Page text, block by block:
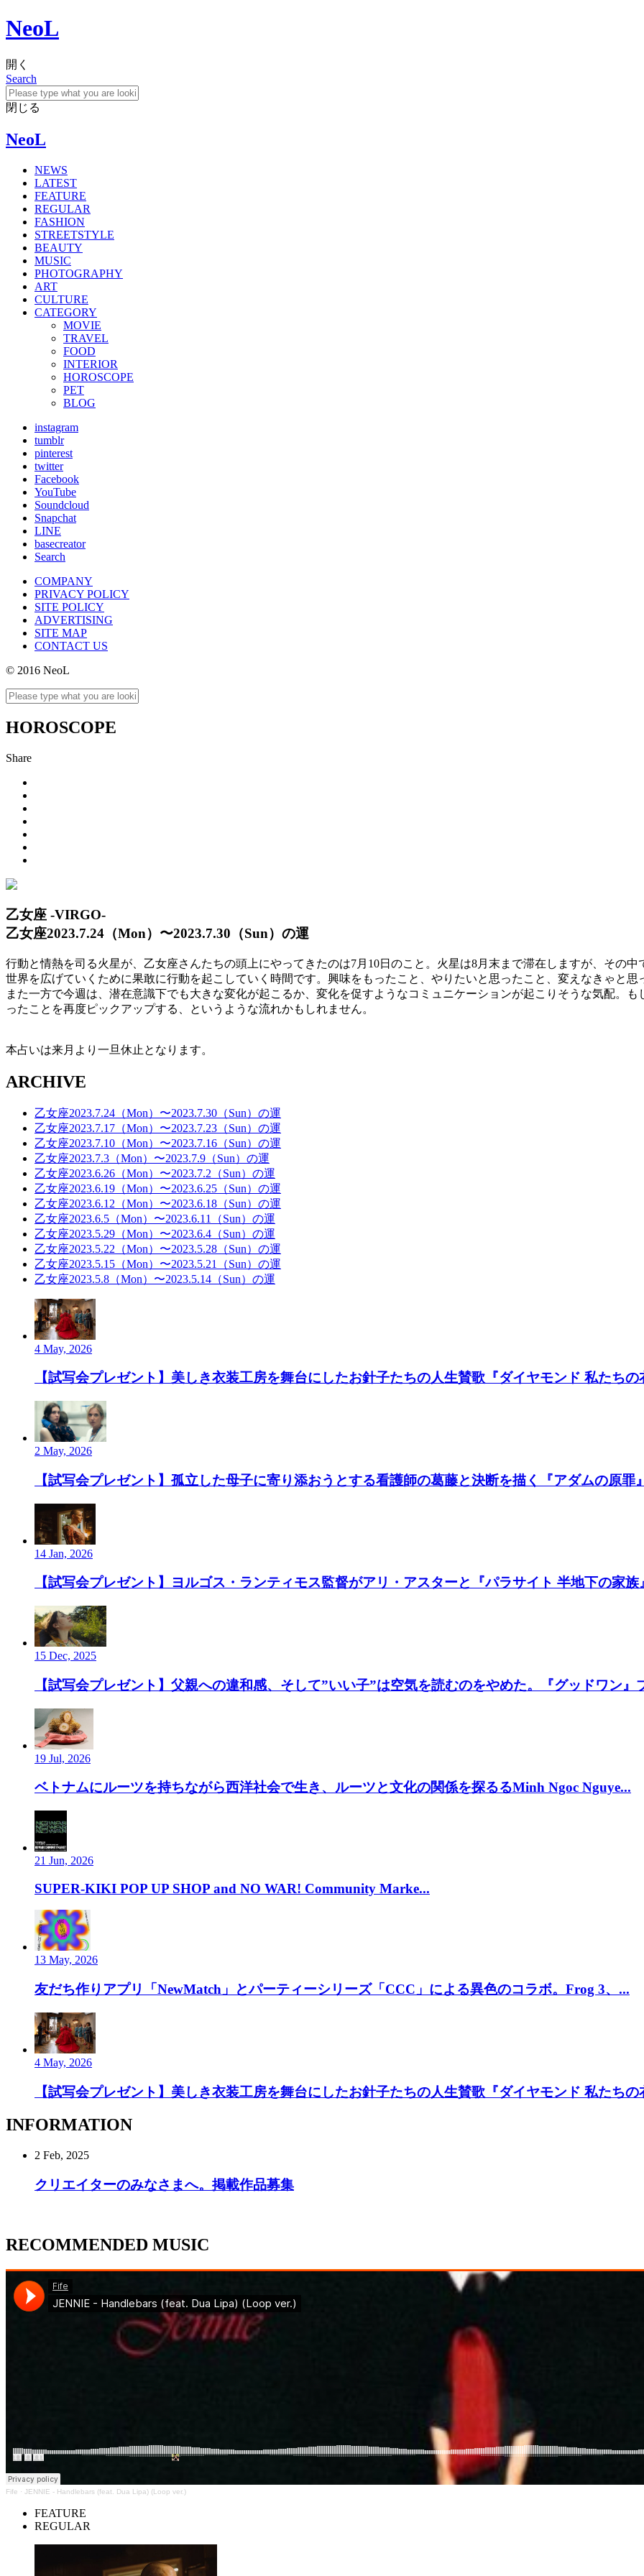
NeoL
開く
Search
閉じる
NeoL
NEWS
LATEST
FEATURE
REGULAR
FASHION
STREETSTYLE
BEAUTY
MUSIC
PHOTOGRAPHY
ART
CULTURE
CATEGORY
MOVIE
TRAVEL
FOOD
INTERIOR
HOROSCOPE
PET
BLOG
instagram
tumblr
pinterest
twitter
Facebook
YouTube
Soundcloud
Snapchat
LINE
basecreator
Search
COMPANY
PRIVACY POLICY
SITE POLICY
ADVERTISING
SITE MAP
CONTACT US
© 2016 NeoL
HOROSCOPE
Share
乙女座 -VIRGO-
乙女座2023.7.24（Mon）〜2023.7.30（Sun）の運
行動と情熱を司る火星が、乙女座さんたちの頭上にやってきたのは7月10日のこと。火星は8月末まで滞在しますが、その
世界を広げていくために果敢に行動を起こしていく時間です。興味をもったこと、やりたいと思ったこと、変えなきゃと思
また一方で今週は、潜在意識下でも大きな変化が起こるか、変化を促すようなコミュニケーションが起こりそうな気配。
ったことを再度ピックアップする、というような流れかもしれません。
本占いは来月より一旦休止となります。
ARCHIVE
乙女座2023.7.24（Mon）〜2023.7.30（Sun）の運
乙女座2023.7.17（Mon）〜2023.7.23（Sun）の運
乙女座2023.7.10（Mon）〜2023.7.16（Sun）の運
乙女座2023.7.3（Mon）〜2023.7.9（Sun）の運
乙女座2023.6.26（Mon）〜2023.7.2（Sun）の運
乙女座2023.6.19（Mon）〜2023.6.25（Sun）の運
乙女座2023.6.12（Mon）〜2023.6.18（Sun）の運
乙女座2023.6.5（Mon）〜2023.6.11（Sun）の運
乙女座2023.5.29（Mon）〜2023.6.4（Sun）の運
乙女座2023.5.22（Mon）〜2023.5.28（Sun）の運
乙女座2023.5.15（Mon）〜2023.5.21（Sun）の運
乙女座2023.5.8（Mon）〜2023.5.14（Sun）の運
4 May, 2026
【試写会プレゼント】美しき衣装工房を舞台にしたお針子たちの人生賛歌『ダイヤモンド 私たちの
2 May, 2026
【試写会プレゼント】孤立した母子に寄り添おうとする看護師の葛藤と決断を描く『アダムの原罪』
14 Jan, 2026
【試写会プレゼント】ヨルゴス・ランティモス監督がアリ・アスターと『パラサイト 半地下の家族
15 Dec, 2025
【試写会プレゼント】父親への違和感、そして”いい子”は空気を読むのをやめた。『グッドワン』
19 Jul, 2026
ベトナムにルーツを持ちながら西洋社会で生き、ルーツと文化の関係を探るるMinh Ngoc Nguye...
21 Jun, 2026
SUPER-KIKI POP UP SHOP and NO WAR! Community Marke...
13 May, 2026
友だち作りアプリ「NewMatch」とパーティーシリーズ「CCC」による異色のコラボ。Frog 3、...
4 May, 2026
【試写会プレゼント】美しき衣装工房を舞台にしたお針子たちの人生賛歌『ダイヤモンド 私たちの
INFORMATION
2 Feb, 2025
クリエイターのみなさまへ。掲載作品募集
RECOMMENDED MUSIC
Fife · JENNIE - Handlebars (feat. Dua Lipa) (Loop ver.)
FEATURE
REGULAR